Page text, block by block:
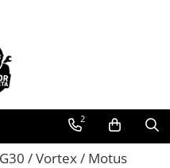
2
/ Vortex / Motus